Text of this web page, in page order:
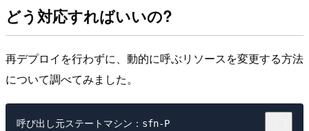
どう対応すればいいの?
再デプロイを行わずに、動的に呼ぶリソースを変更する方法
について調べてみました。
呼び出し元ステートマシン：sfn-P